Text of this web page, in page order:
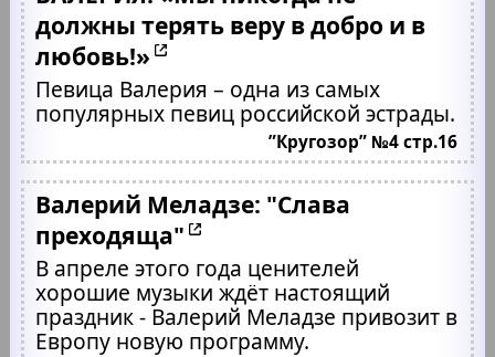
должны терять веру в добро и в
любовь!»
Певица Валерия – одна из самых
популярных певиц российской эстрады.
”Кругозор” №4 стр.16
Валерий Меладзе: "Слава
преходяща"
В апреле этого года ценителей
хорошие музыки ждёт настоящий
праздник - Валерий Меладзе привозит в
Европу новую программу.